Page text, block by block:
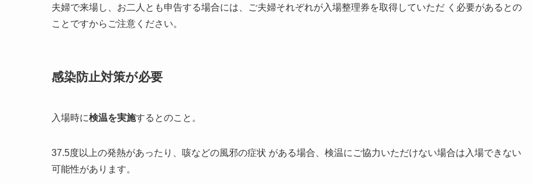
夫婦で来場し、お二人とも申告する場合には、ご夫婦それぞれが入場整理券を取得していただ く必要があるとの
ことですからご注意ください。
感染防止対策が必要
入場時に検温を実施するとのこと。
37.5度以上の発熱があったり、咳などの風邪の症状 がある場合、検温にご協力いただけない場合は入場できない
可能性があります。